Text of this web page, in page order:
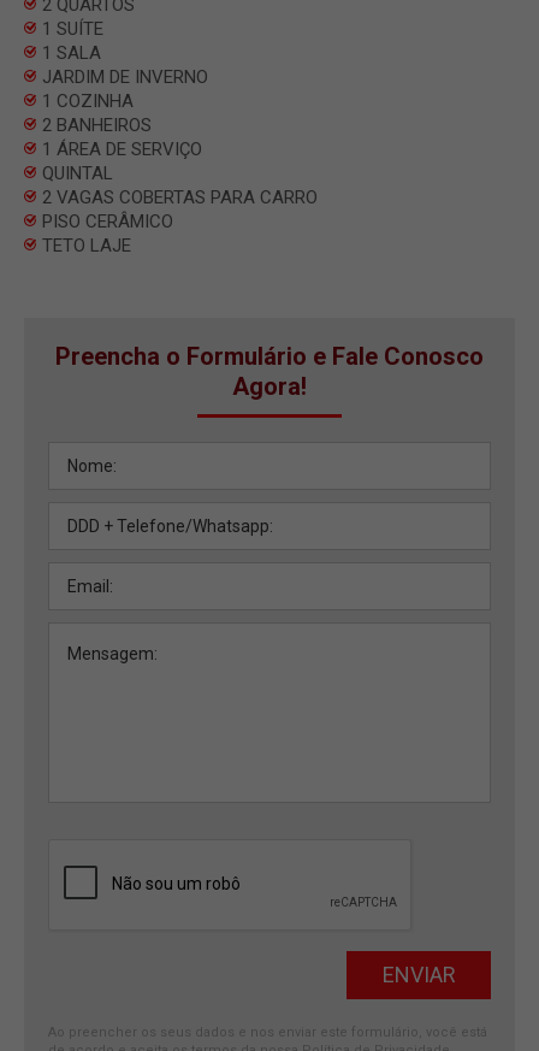
2 QUARTOS
1 SUÍTE
1 SALA
JARDIM DE INVERNO
1 COZINHA
2 BANHEIROS
1 ÁREA DE SERVIÇO
QUINTAL
2 VAGAS COBERTAS PARA CARRO
PISO CERÂMICO
TETO LAJE
Preencha o Formulário e Fale Conosco
Agora!
Ao preencher os seus dados e nos enviar este formulário, você está